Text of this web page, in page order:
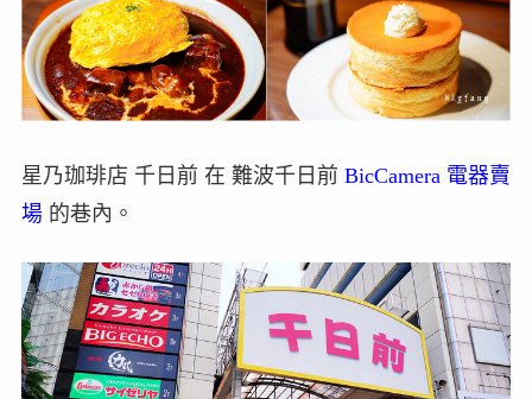
星乃珈琲店 千日前 在 難波千日前 BicCamera 電器賣
場的巷內。